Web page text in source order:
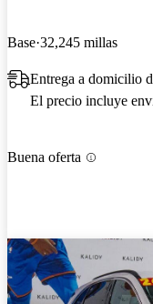
Base 32,245 millas
Entrega a domicilio
El precio incluye
Buena oferta